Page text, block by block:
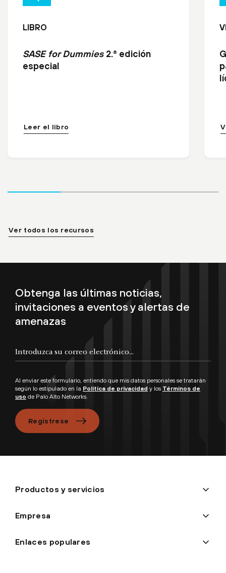
LIBRO
SASE for Dummies2.ª edición
especial
Leer el libro
Ver todos los recursos
Obtenga las últimas noticias,
invitaciones a eventos y alertas de
amenazas
Al enviar este formulario, entiendo que mis datos personales se tratarán
según lo estipulado en la Política de privacidad y los Términos de
uso de Palo Alto Networks.
Regístrese
Productos y servicios
Empresa
Enlaces populares